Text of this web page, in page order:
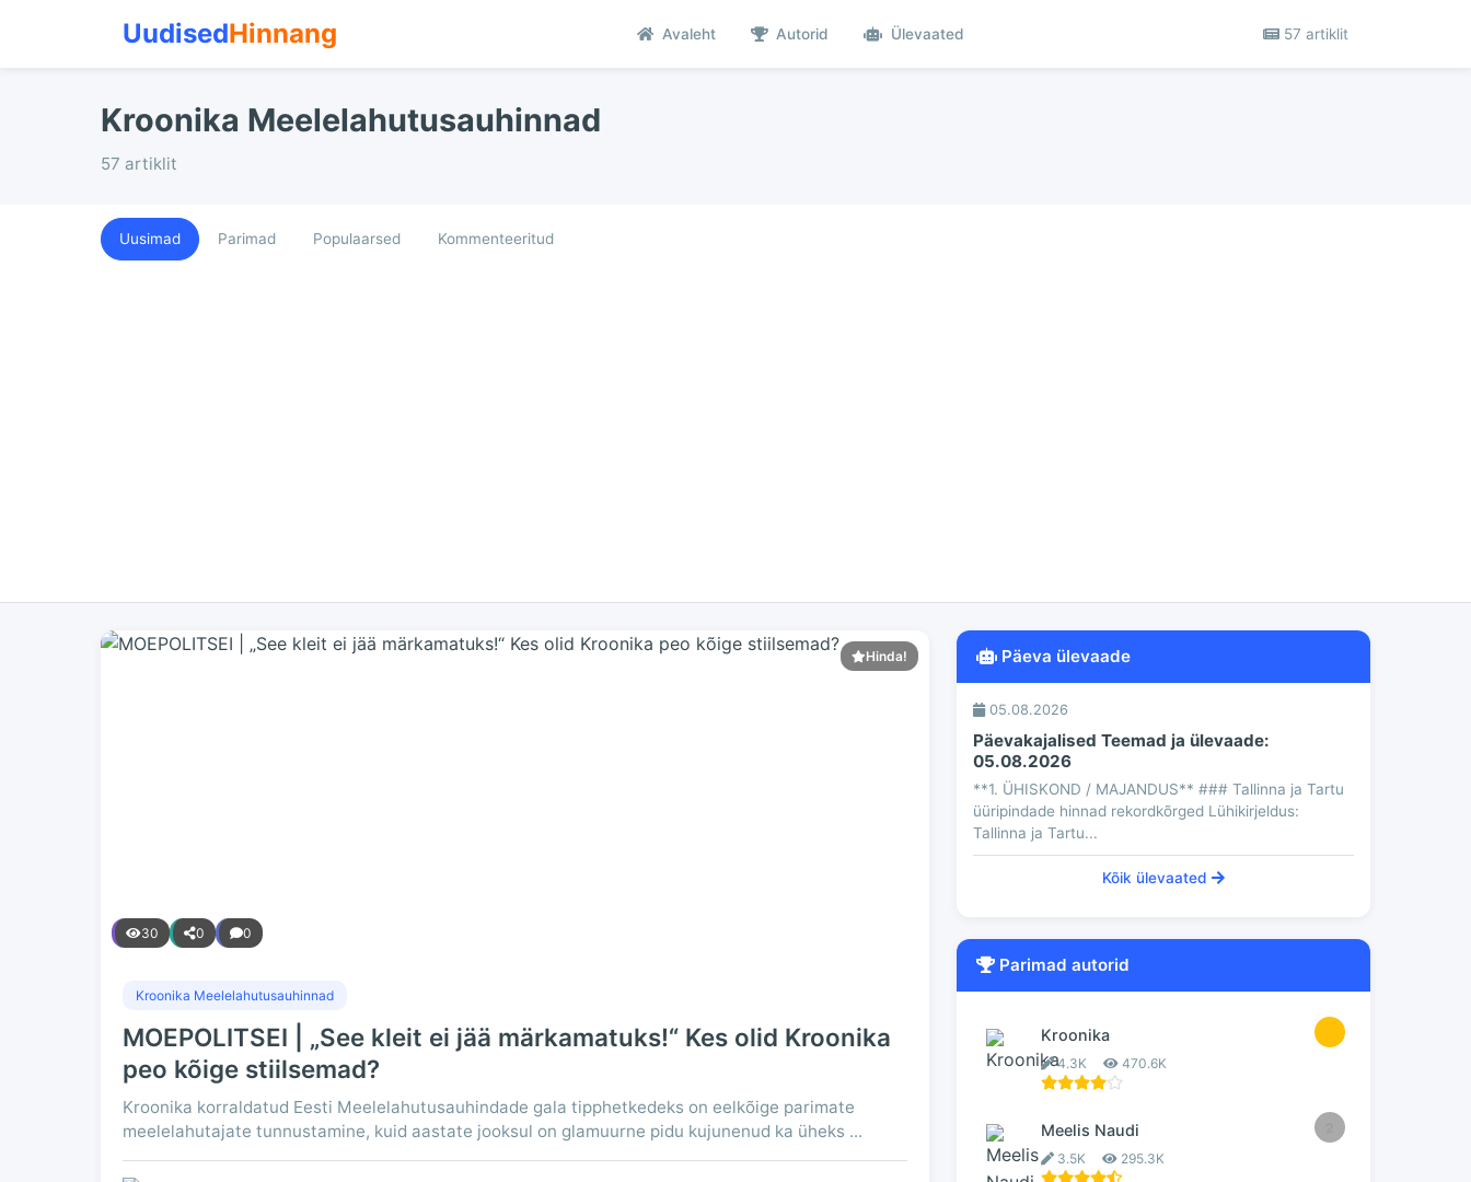
UudisedHinnang Avaleht Autorid Ülevaated 57 artiklit
Kroonika Meelelahutusauhinnad
57 artiklit
Uusimad Parimad Populaarsed Kommenteeritud
Hinda!
30 0 0
Kroonika Meelelahutusauhinnad
MOEPOLITSEI | „See kleit ei jää märkamatuks!“ Kes olid Kroonika
peo kõige stiilsemad?
Kroonika korraldatud Eesti Meelelahutusauhindade gala tipphetkedeks on eelkõige parimate
meelelahutajate tunnustamine, kuid aastate jooksul on glamuurne pidu kujunenud ka üheks ...
Päeva ülevaade
05.08.2026
Päevakajalised Teemad ja ülevaade:
05.08.2026
**1. ÜHISKOND / MAJANDUS** ### Tallinna ja Tartu
üüripindade hinnad rekordkõrged Lühikirjeldus:
Tallinna ja Tartu...
Kõik ülevaated
Parimad autorid
Kroonika
4.3K 470.6K
Meelis Naudi
3.5K 295.3K